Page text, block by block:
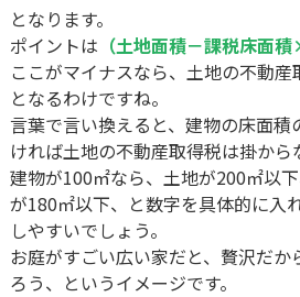
となります。​​​​​
ポイントは （土地面積－課税床面積
ここがマイナスなら、土地の不動産
となるわけですね。
言葉で言い換えると、建物の床面積
ければ土地の不動産取得税は掛から
建物が100㎡なら、土地が200㎡以
が180㎡以下、と数字を具体的に入
しやすいでしょう。
お庭がすごい広い家だと、贅沢だか
ろう、というイメージです。